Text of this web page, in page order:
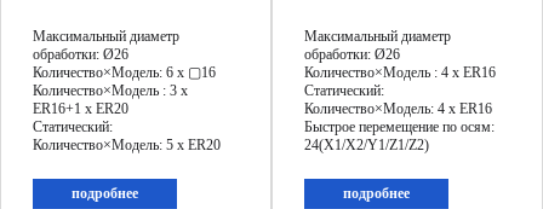
Максимальный диаметр
обработки: Ø26
Количество×Модель: 6 x ▢16
Количество×Модель : 3 x
ER16+1 x ER20
Статический:
Количество×Модель: 5 x ER20
подробнее
Максимальный диаметр
обработки: Ø26
Количество×Модель : 4 x ER16
Статический:
Количество×Модель: 4 x ER16
Быстрое перемещение по осям:
24(X1/X2/Y1/Z1/Z2)
подробнее